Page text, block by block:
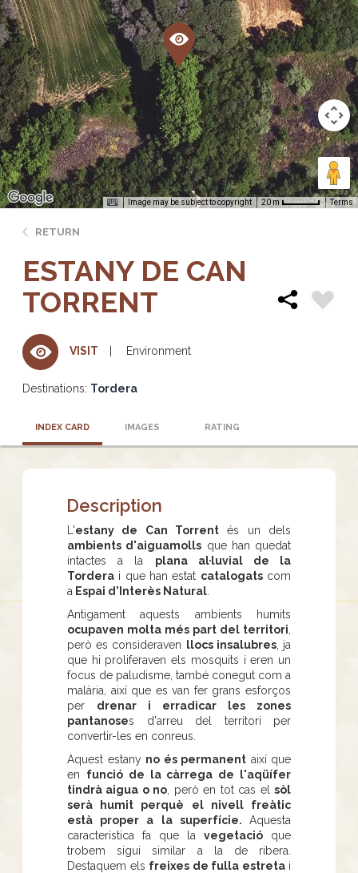
Image may be subject to copyright 20 m Terms
RETURN
ESTANY DE CAN
TORRENT
VISIT Environment
Destinations: Tordera
INDEX CARD IMAGES RATING
Description
L'estany de Can Torrent és un dels
ambients d'aiguamolls que han quedat
intactes a la plana al·luvial de la
Tordera i que han estat catalogatscom
a Espai d'Interès Natural
Antigament aquests ambients humits
ocupaven molta més part del territori
però es consideraven
llocs insalubres, ja
que hi proliferaven els mosquits i eren un
focus de paludisme, també conegut com a
malària, així que es van fer grans esforços
per drenar i erradicar les zones
pantanoses d'arreu del territori per
convertir-les en conreus.
Aquest estany no és permanent així que
en funció de la càrrega de l'aqüífer
tindrà aigua o no , però en tot cas elsòl
serà humit perquè el nivell freàtic
està proper a la superfície. Aquesta
característica fa que la vegetació que
trobem sigui similar a la de ribera.
Destaquem els freixes de fulla estretai